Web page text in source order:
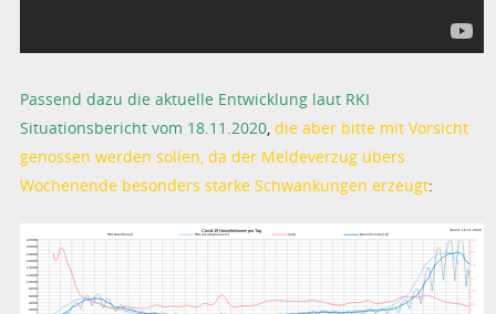
Passend dazu die aktuelle Entwicklung laut RKI
Situationsbericht vom 18.11.2020,die aber bitte mit Vorsicht
genossen werden sollen, da der Meldeverzug übers
Wochenende besonders starke Schwankungen erzeugt: